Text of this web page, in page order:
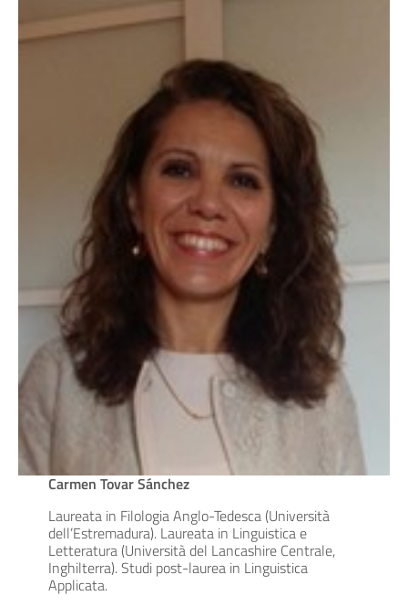
Carmen Tovar Sánchez
Laureata in Filologia Anglo-Tedesca (Università
dell’Estremadura). Laureata in Linguistica e
Letteratura (Università del Lancashire Centrale,
Inghilterra). Studi post-laurea in Linguistica
Applicata.